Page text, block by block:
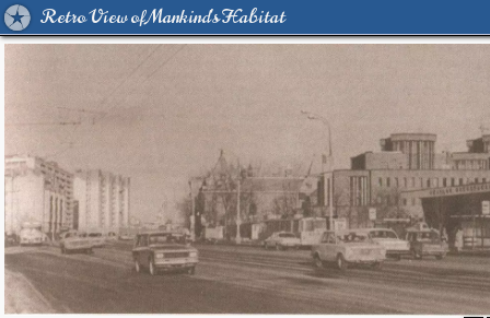
Retro View of Mankind's Habitat